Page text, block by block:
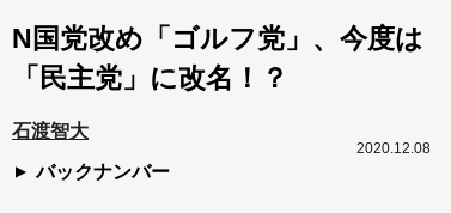
N国党改め「ゴルフ党」、今度は
「民主党」に改名！？
石渡智大
バックナンバー
2020.12.08